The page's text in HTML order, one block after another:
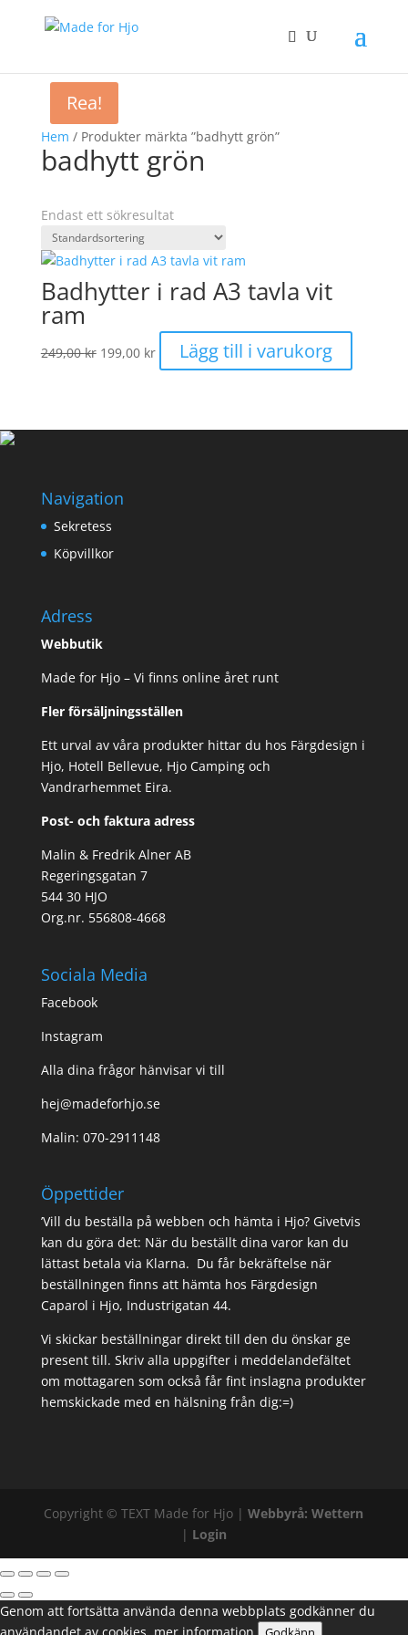
Hem / Produkter märkta ”badhytt grön”
badhytt grön
Endast ett sökresultat
Rea!
Badhytter i rad A3 tavla vit
ram
249,00kr Det
ursprungliga
249,00 kr.
199,00 kr
nuvarande
199,00 kr.
Lägg till i varukorg
Navigation
Sekretess
Köpvillkor
Adress
Webbutik
Made for Hjo – Vi finns online året runt
Fler försäljningsställen
Ett urval av våra produkter hittar du hos Färgdesign i
Hjo, Hotell Bellevue, Hjo Camping och
Vandrarhemmet Eira.
Post- och faktura adress
Malin & Fredrik Alner AB
Regeringsgatan 7
544 30 HJO
Org.nr. 556808-4668
Sociala Media
Facebook
Instagram
Alla dina frågor hänvisar vi till
hej@madeforhjo.se
Malin: 070-2911148
Öppettider
’Vill du beställa på webben och hämta i Hjo? Givetvis
kan du göra det: När du beställt dina varor kan du
lättast betala via Klarna. Du får bekräftelse när
beställningen finns att hämta hos Färgdesign
Caparol i Hjo, Industrigatan 44.
Vi skickar beställningar direkt till den du önskar ge
present till. Skriv alla uppgifter i meddelandefältet
om mottagaren som också får fint inslagna produkter
hemskickade med en hälsning från dig:=)
Copyright ©TEXT Made for Hjo |Webbyrå: Wettern
| Login
Genom att fortsätta använda denna webbplats godkänner du